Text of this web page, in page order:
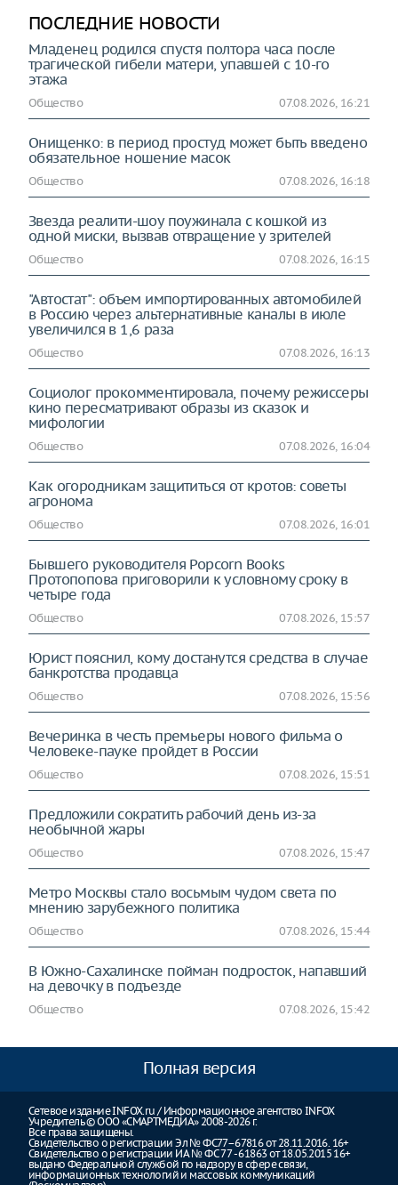
ПОСЛЕДНИЕ НОВОСТИ
Младенец родился спустя полтора часа после
трагической гибели матери, упавшей с 10-го
этажа
Общество 07.08.2026, 16:21
Онищенко: в период простуд может быть введено
обязательное ношение масок
Общество 07.08.2026, 16:18
Звезда реалити-шоу поужинала с кошкой из
одной миски, вызвав отвращение у зрителей
Общество 07.08.2026, 16:15
"Автостат": объем импортированных автомобилей
в Россию через альтернативные каналы в июле
увеличился в 1,6 раза
Общество 07.08.2026, 16:13
Социолог прокомментировала, почему режиссеры
кино пересматривают образы из сказок и
мифологии
Общество 07.08.2026, 16:04
Как огородникам защититься от кротов: советы
агронома
Общество 07.08.2026, 16:01
Бывшего руководителя Popcorn Books
Протопопова приговорили к условному сроку в
четыре года
Общество 07.08.2026, 15:57
Юрист пояснил, кому достанутся средства в случае
банкротства продавца
Общество 07.08.2026, 15:56
Вечеринка в честь премьеры нового фильма о
Человеке-пауке пройдет в России
Общество 07.08.2026, 15:51
Предложили сократить рабочий день из-за
необычной жары
Общество 07.08.2026, 15:47
Метро Москвы стало восьмым чудом света по
мнению зарубежного политика
Общество 07.08.2026, 15:44
В Южно-Сахалинске пойман подросток, напавший
на девочку в подъезде
Общество 07.08.2026, 15:42
Полная версия
Сетевое издание INFOX.ru / Информационное агентство INFOX
Учредитель © ООО «СМАРТМЕДИА» 2008-2026 г.
Все права защищены.
Свидетельство о регистрации Эл № ФС77–67816 от 28.11.2016. 16+
Свидетельство о регистрации ИА № ФС 77 - 61863 от 18.05.2015 16+
выдано Федеральной службой по надзору в сфере связи,
информационных технологий и массовых коммуникаций